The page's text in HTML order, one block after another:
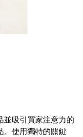
並吸引買家注意力的
。使用獨特的關鍵